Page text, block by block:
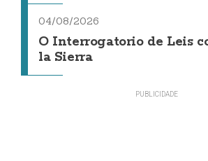
04/08/2026
O Interrogatorio de Leis
la Sierra